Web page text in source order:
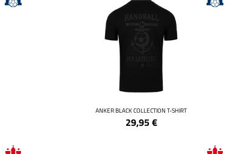
ANKER BLACK COLLECTION T-SHIRT
29,95€